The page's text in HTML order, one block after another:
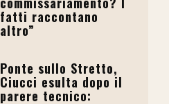
fatti raccontano
altro”
Ponte sullo Stretto,
Ciucci esulta dopo il
parere tecnico: